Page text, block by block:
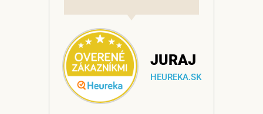
JURAJ
HEUREKA.SK